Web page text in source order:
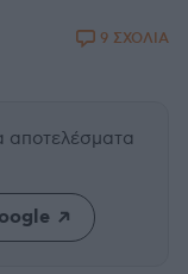
9 ΣΧΟΛΙΑ
αποτελέσματα